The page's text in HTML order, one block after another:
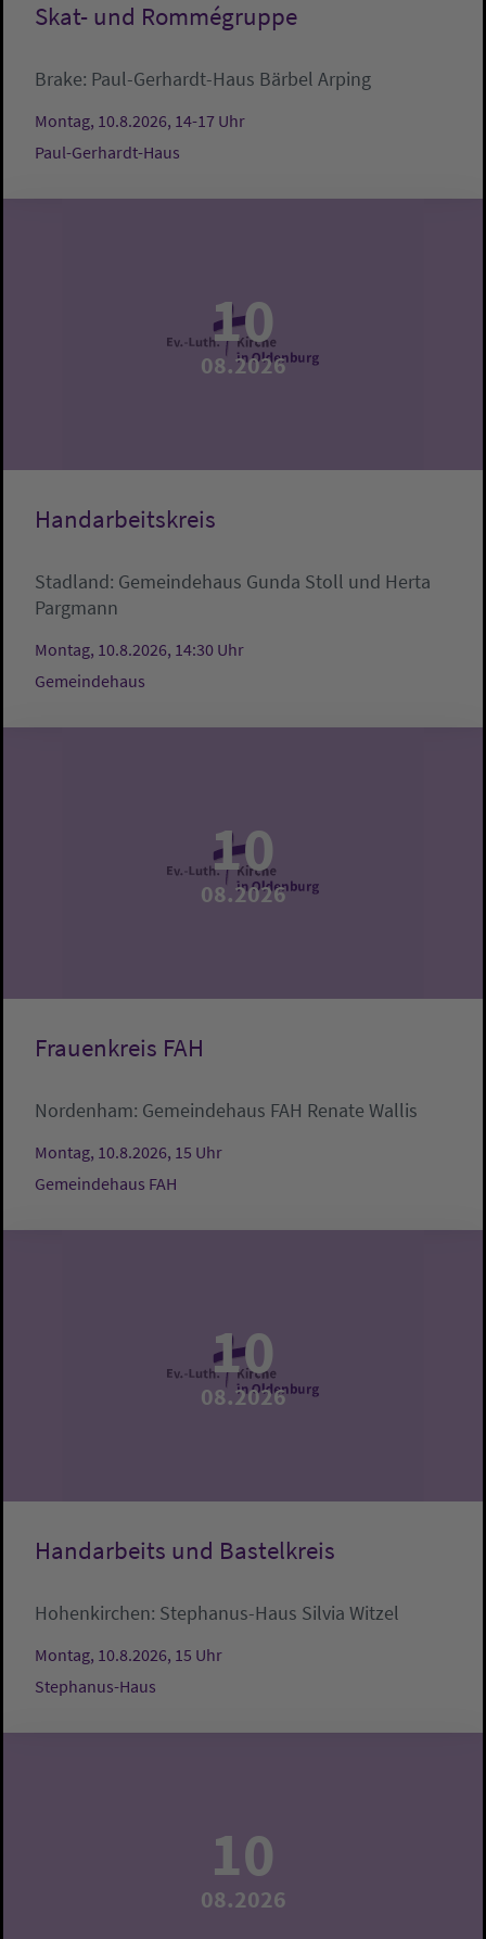
Skat- und Rommégruppe
Brake: Paul-Gerhardt-Haus Bärbel Arping
Montag, 10.8.2026, 14-17 Uhr
Paul-Gerhardt-Haus
10
08.2026
Handarbeitskreis
Stadland: Gemeindehaus Gunda Stoll und Herta
Pargmann
Montag, 10.8.2026, 14:30 Uhr
Gemeindehaus
10
08.2026
Frauenkreis FAH
Nordenham: Gemeindehaus FAH Renate Wallis
Montag, 10.8.2026, 15 Uhr
Gemeindehaus FAH
10
08.2026
Handarbeits und Bastelkreis
Hohenkirchen: Stephanus-Haus Silvia Witzel
Montag, 10.8.2026, 15 Uhr
Stephanus-Haus
10
08.2026